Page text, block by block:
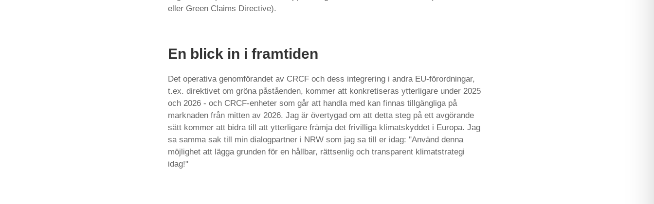
eller Green Claims Directive).
En blick in i framtiden
Det operativa genomförandet av CRCF och dess integrering i andra EU-förordningar,
t.ex. direktivet om gröna påståenden, kommer att konkretiseras ytterligare under 2025
och 2026 - och CRCF-enheter som går att handla med kan finnas tillgängliga på
marknaden från mitten av 2026. Jag är övertygad om att detta steg på ett avgörande
sätt kommer att bidra till att ytterligare främja det frivilliga klimatskyddet i Europa. Jag
sa samma sak till min dialogpartner i NRW som jag sa till er idag: "Använd denna
möjlighet att lägga grunden för en hållbar, rättsenlig och transparent klimatstrategi
idag!"